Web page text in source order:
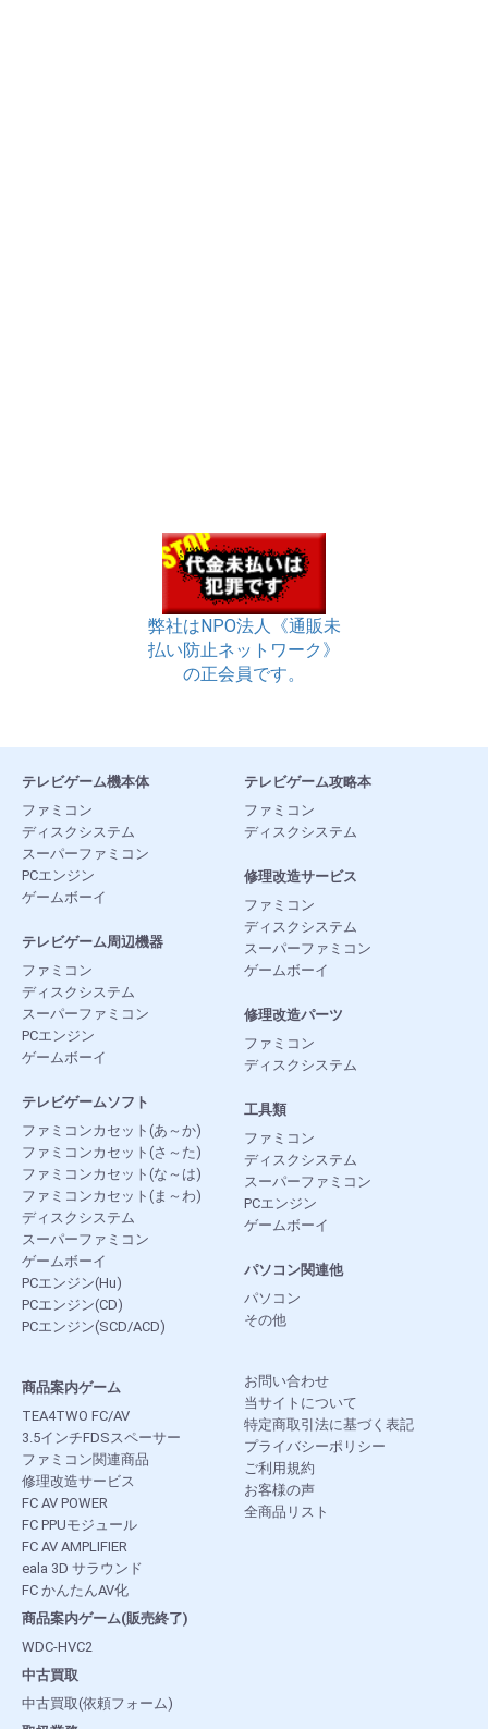
弊社はNPO法人《通販未
払い防止ネットワーク》
の正会員です。
テレビゲーム機本体
ファミコン
ディスクシステム
スーパーファミコン
PCエンジン
ゲームボーイ
テレビゲーム周辺機器
ファミコン
ディスクシステム
スーパーファミコン
PCエンジン
ゲームボーイ
テレビゲームソフト
ファミコンカセット(あ～か)
ファミコンカセット(さ～た)
ファミコンカセット(な～は)
ファミコンカセット(ま～わ)
ディスクシステム
スーパーファミコン
ゲームボーイ
PCエンジン(Hu)
PCエンジン(CD)
PCエンジン(SCD/ACD)
テレビゲーム攻略本
ファミコン
ディスクシステム
修理改造サービス
ファミコン
ディスクシステム
スーパーファミコン
ゲームボーイ
修理改造パーツ
ファミコン
ディスクシステム
工具類
ファミコン
ディスクシステム
スーパーファミコン
PCエンジン
ゲームボーイ
パソコン関連他
パソコン
その他
商品案内ゲーム
TEA4TWO FC/AV
3.5インチFDSスペーサー
ファミコン関連商品
修理改造サービス
FC AV POWER
FC PPUモジュール
FC AV AMPLIFIER
eala 3D サラウンド
FC かんたんAV化
商品案内ゲーム(販売終了)
WDC-HVC2
中古買取
中古買取(依頼フォーム)
お問い合わせ
当サイトについて
特定商取引法に基づく表記
プライバシーポリシー
ご利用規約
お客様の声
全商品リスト